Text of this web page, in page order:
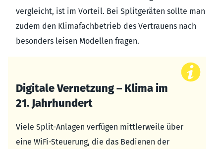
vergleicht, ist im Vorteil. Bei Splitgeräten sollte man
zudem den Klimafachbetrieb des Vertrauens nach
besonders leisen Modellen fragen.
Digitale Vernetzung – Klima im
21. Jahrhundert
Viele Split-Anlagen verfügen mittlerweile über
eine WiFi-Steuerung, die das Bedienen der